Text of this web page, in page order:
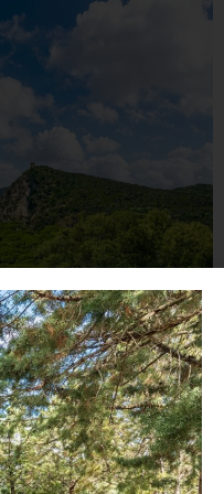
dal
il tempo non
portata dal